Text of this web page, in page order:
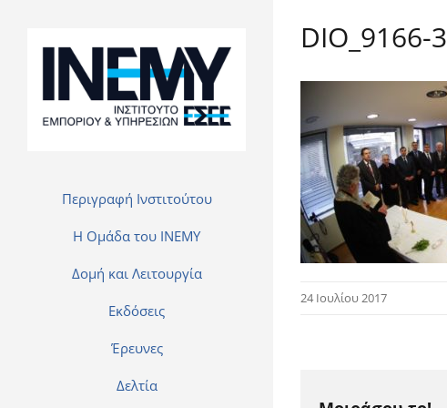
Περιγραφή Ινστιτούτου
H Ομάδα του INEMY
Δομή και Λειτουργία
Εκδόσεις
Έρευνες
Δελτία
DIO_9166-3
24 Ιουλίου 2017